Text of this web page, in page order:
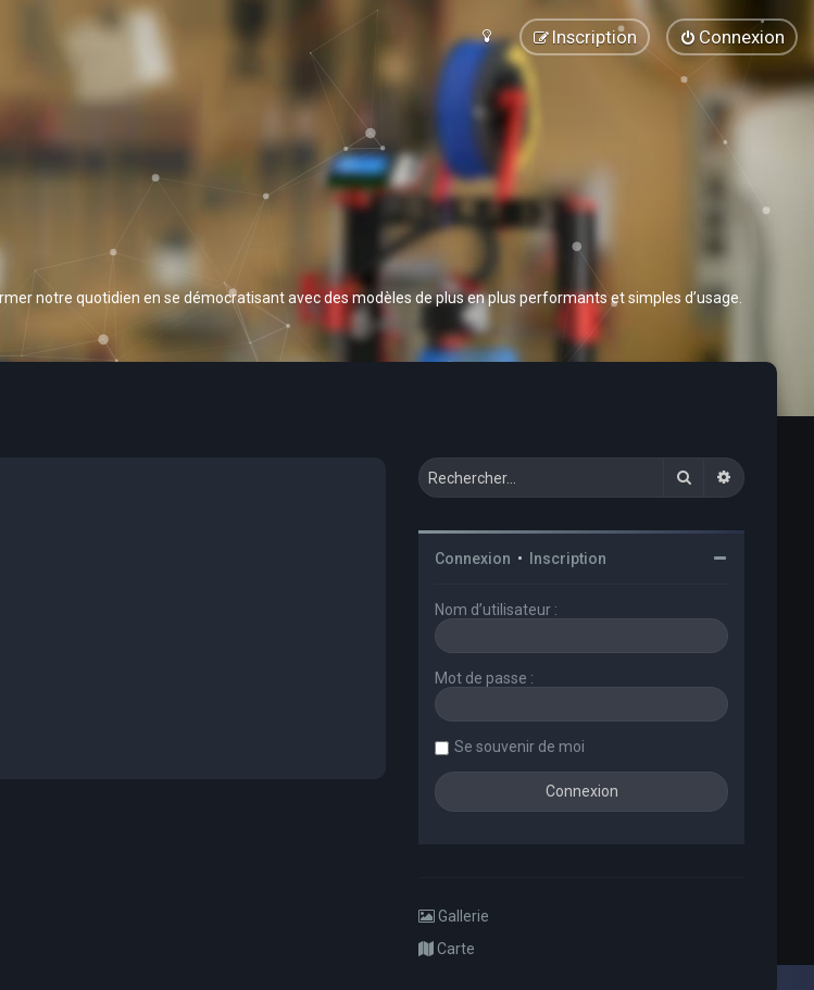
Connexion
Inscription
notre quotidien en se démocratisant avec des modèles de plus en plus performants et simples d’usage.
Rechercher
Connexion • Inscription
Nom d’utilisateur :
Mot de passe :
Se souvenir de moi
Gallerie
Carte